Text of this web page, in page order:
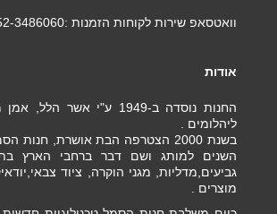
וואטסאפ שירות לקוחות הזמנות :052-3486060
אודות
החנות נוסדה ב-1949 ע"י אשר
ליהלומים .
בשנת 2000 הצטרפה הבת אושרת,
השנים למותג ושם דבר ברחבי הארץ
גביעים,מדליות, מגני הוקרה, ציוד
מוצרים .